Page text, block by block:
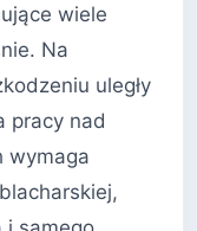
wiele
Na
uległy
pracy nad
wymaga